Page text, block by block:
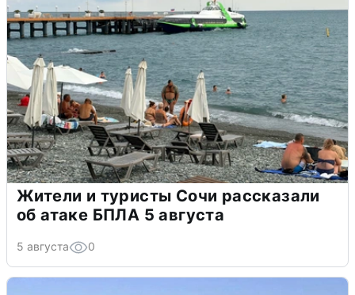
Жители и туристы Сочи рассказали
об атаке БПЛА 5 августа
5 августа 0